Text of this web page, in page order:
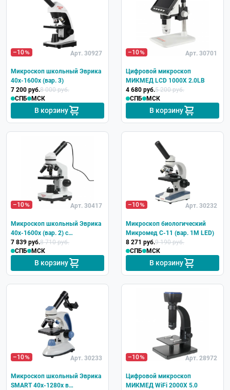
–10 Арт. 30927
Микроскоп школьный Эврика
40х-1600х (вар. 3)
7 200 руб.8 000 руб.
СПБ
МСК
В корзину
–10 Арт. 30701
Цифровой микроскоп
МИКМЕД LCD 1000Х 2.0LB
4 680 руб.5 200 руб.
СПБ
МСК
В корзину
–10 Арт. 30417
Микроскоп школьный Эврика
40х-1600х (вар. 2) с
видеоокуляром
7 839 руб.8 710 руб.
СПБ
МСК
В корзину
–10 Арт. 30232
Микроскоп биологический
Микромед С-11 (вар. 1М LED)
8 271 руб.9 190 руб.
СПБ
МСК
В корзину
–10 Арт. 30233
Микроскоп школьный Эврика
SMART 40х-1280х в
–10 Арт. 28972
Цифровой микроскоп
МИКМЕД WiFi 2000Х 5.0